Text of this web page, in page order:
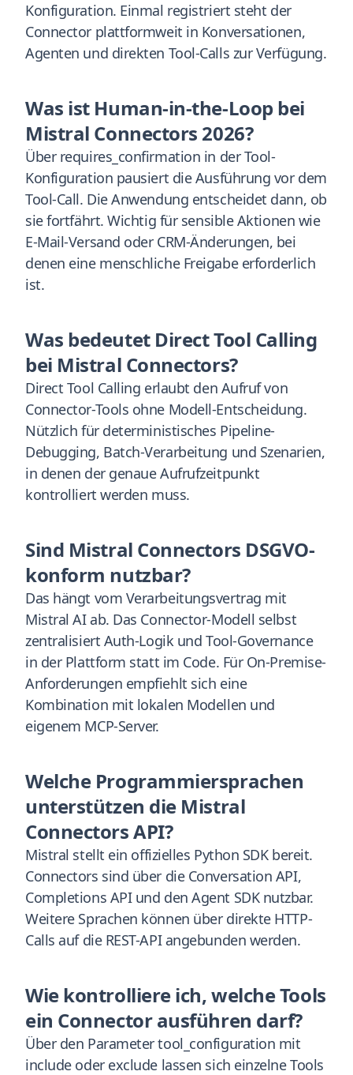
Konfiguration. Einmal registriert steht der
Connector plattformweit in Konversationen,
Agenten und direkten Tool-Calls zur Verfügung.
Was ist Human-in-the-Loop bei
Mistral Connectors 2026?
Über requires_confirmation in der Tool-
Konfiguration pausiert die Ausführung vor dem
Tool-Call. Die Anwendung entscheidet dann, ob
sie fortfährt. Wichtig für sensible Aktionen wie
E-Mail-Versand oder CRM-Änderungen, bei
denen eine menschliche Freigabe erforderlich
ist.
Was bedeutet Direct Tool Calling
bei Mistral Connectors?
Direct Tool Calling erlaubt den Aufruf von
Connector-Tools ohne Modell-Entscheidung.
Nützlich für deterministisches Pipeline-
Debugging, Batch-Verarbeitung und Szenarien,
in denen der genaue Aufrufzeitpunkt
kontrolliert werden muss.
Sind Mistral Connectors DSGVO-
konform nutzbar?
Das hängt vom Verarbeitungsvertrag mit
Mistral AI ab. Das Connector-Modell selbst
zentralisiert Auth-Logik und Tool-Governance
in der Plattform statt im Code. Für On-Premise-
Anforderungen empfiehlt sich eine
Kombination mit lokalen Modellen und
eigenem MCP-Server.
Welche Programmiersprachen
unterstützen die Mistral
Connectors API?
Mistral stellt ein offizielles Python SDK bereit.
Connectors sind über die Conversation API,
Completions API und den Agent SDK nutzbar.
Weitere Sprachen können über direkte HTTP-
Calls auf die REST-API angebunden werden.
Wie kontrolliere ich, welche Tools
ein Connector ausführen darf?
Über den Parameter tool_configuration mit
include oder exclude lassen sich einzelne Tools